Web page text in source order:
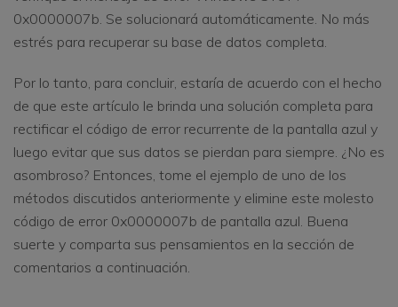
0x0000007b. Se solucionará automáticamente. No más
estrés para recuperar su base de datos completa.
Por lo tanto, para concluir, estaría de acuerdo con el hecho
de que este artículo le brinda una solución completa para
rectificar el código de error recurrente de la pantalla azul y
luego evitar que sus datos se pierdan para siempre. ¿No es
asombroso? Entonces, tome el ejemplo de uno de los
métodos discutidos anteriormente y elimine este molesto
código de error 0x0000007b de pantalla azul. Buena
suerte y comparta sus pensamientos en la sección de
comentarios a continuación.